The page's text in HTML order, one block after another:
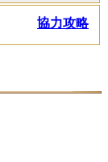
協力攻略